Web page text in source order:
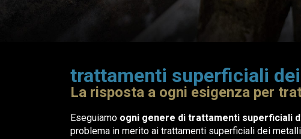
trattamenti superficiali
La risposta a ogni esigenza per
Eseguiamo ogni genere di trattamenti superficiali
problema in merito ai trattamenti superficiali dei metalli